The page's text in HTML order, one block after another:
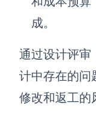
成。
通过设计评审
计中存在的问
修改和返工的